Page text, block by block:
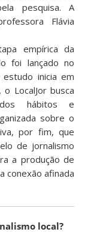
pesquisa. A
Flávia
empírica da
foi lançado no
inicia em
LocalJor busca
hábitos e
sobre o
por fim, que
de jornalismo
a produção de
conexão afinada
local?